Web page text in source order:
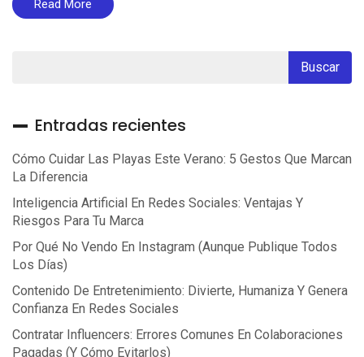
Read More
Entradas recientes
Cómo Cuidar Las Playas Este Verano: 5 Gestos Que Marcan
La Diferencia
Inteligencia Artificial En Redes Sociales: Ventajas Y
Riesgos Para Tu Marca
Por Qué No Vendo En Instagram (aunque Publique Todos
Los Días)
Contenido De Entretenimiento: Divierte, Humaniza Y Genera
Confianza En Redes Sociales
Contratar Influencers: Errores Comunes En Colaboraciones
Pagadas (y Cómo Evitarlos)